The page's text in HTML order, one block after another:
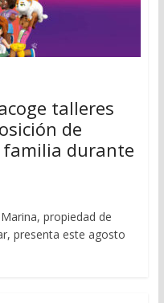
talleres
de
familia durante
propiedad de
presenta este agosto